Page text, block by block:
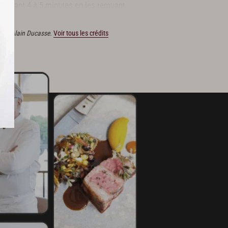
moulin et sel.
Alain Ducasse. Voir tous les crédits